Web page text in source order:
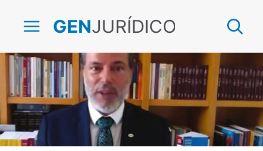
GENJURÍDICO